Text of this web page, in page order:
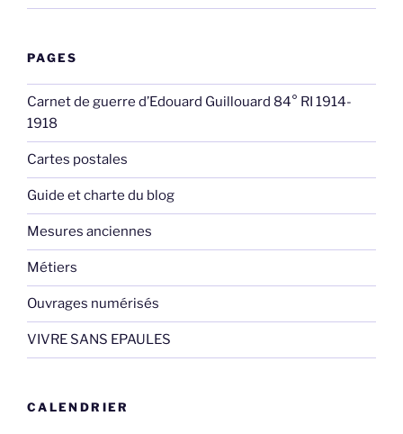
PAGES
Carnet de guerre d’Edouard Guillouard 84° RI 1914-
1918
Cartes postales
Guide et charte du blog
Mesures anciennes
Métiers
Ouvrages numérisés
VIVRE SANS EPAULES
CALENDRIER